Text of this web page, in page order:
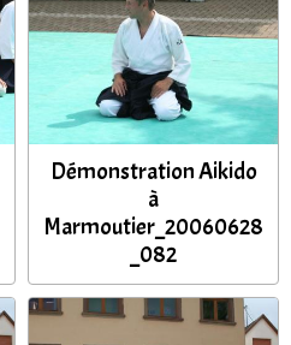
Démonstration Aikido
à
Marmoutier_20060628
_082